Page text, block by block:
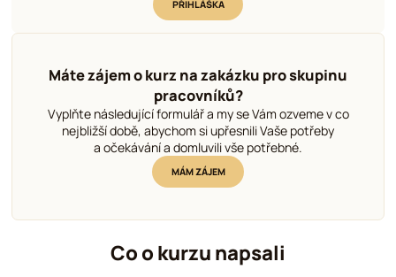
PŘIHLÁŠKA
Máte zájem o kurz na zakázku pro skupinu
pracovníků?
Vyplňte následující formulář a my se Vám ozveme v co
nejbližší době, abychom si upřesnili Vaše potřeby
a očekávání a domluvili vše potřebné.
MÁM ZÁJEM
Co o kurzu napsali